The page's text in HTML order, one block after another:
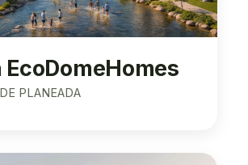
PLANEADA